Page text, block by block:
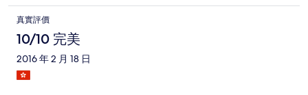
真實評價
10/10 完美
2016 年 2 月 18 日